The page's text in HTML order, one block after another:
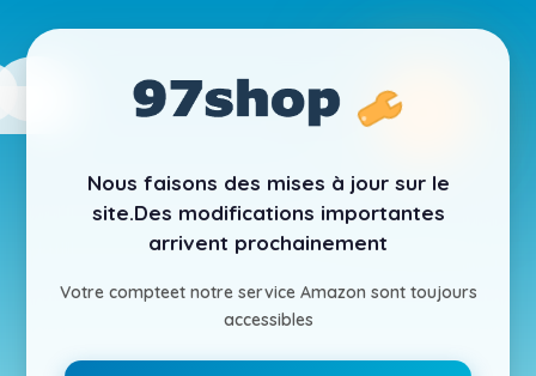
Nous faisons des mises à jour sur le
site.Des modifications importantes
arrivent prochainement
Votre compteet notre service Amazon sont toujours
accessibles